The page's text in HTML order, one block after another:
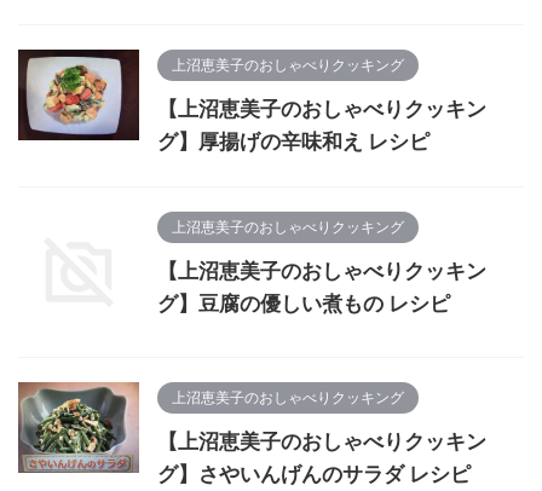
上沼恵美子のおしゃべりクッキング
【上沼恵美子のおしゃべりクッキン
グ】厚揚げの辛味和え レシピ
上沼恵美子のおしゃべりクッキング
【上沼恵美子のおしゃべりクッキン
グ】豆腐の優しい煮もの レシピ
上沼恵美子のおしゃべりクッキング
【上沼恵美子のおしゃべりクッキン
グ】さやいんげんのサラダ レシピ